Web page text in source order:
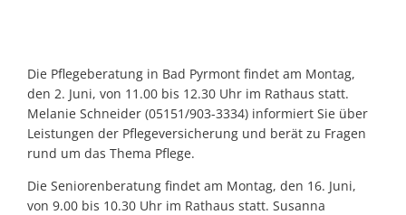
Die Pflegeberatung in Bad Pyrmont findet am Montag,
den 2. Juni, von 11.00 bis 12.30 Uhr im Rathaus statt.
Melanie Schneider (05151/903-3334) informiert Sie über
Leistungen der Pflegeversicherung und berät zu Fragen
rund um das Thema Pflege.
Die Seniorenberatung findet am Montag, den 16. Juni,
von 9.00 bis 10.30 Uhr im Rathaus statt. Susanna